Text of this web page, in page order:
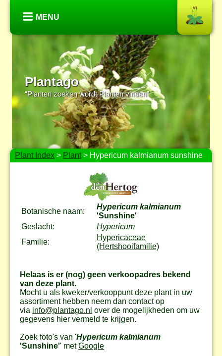
MENU
Plantago
“Planten zoeken wordt Planten vinden”
Plant Index > Plant> Hypericum kalmianum sunshine
Botanische naam:
Hypericum kalmianum
'Sunshine'
Geslacht:
Hypericum
Familie:
Hypericaceae
(Hertshooifamilie)
Helaas is er (nog) geen verkoopadres bekend
van deze plant.
Mocht u als kweker/verkooppunt deze plant in uw
assortiment hebben neem dan contact op
via info@plantago.nl over de mogelijkheden om uw
gegevens hier vermeld te krijgen.
Zoek foto's van 'Hypericum kalmianum
'Sunshine'' metGoogle